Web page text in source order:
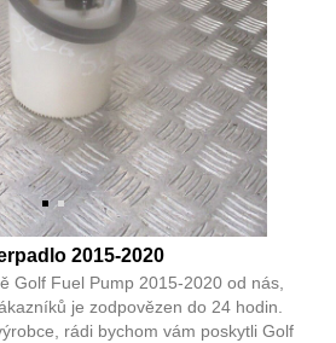
2015-2020
Golf Fuel Pump 2015-2020 od nás,
je zodpovězen do 24 hodin.
rádi bychom vám poskytli Golf